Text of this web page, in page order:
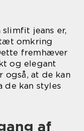
jeans er,
omkring
fremhæver
og elegant
også, at de kan
de kan styles
af